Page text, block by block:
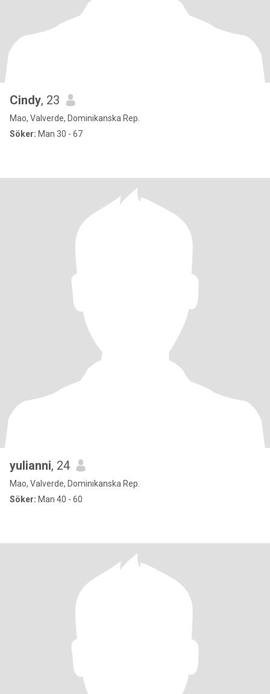
Cindy, 23
Mao, Valverde, Dominikanska Rep.
Söker: Man 30 - 67
yulianni, 24
Mao, Valverde, Dominikanska Rep.
Söker: Man 40 - 60